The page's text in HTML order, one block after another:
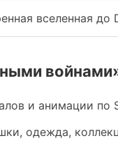
вселенная
и анимации по
одежда,